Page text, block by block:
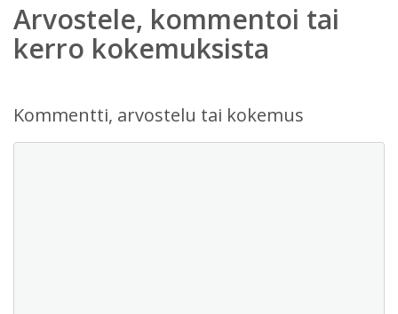
Arvostele, kommentoi tai
kerro kokemuksista
Kommentti, arvostelu tai kokemus